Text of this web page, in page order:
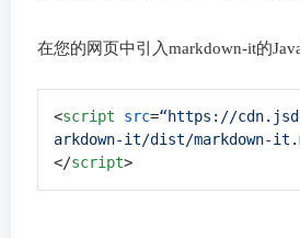
在您的网页中引入markdown-it的
<script src=“https://
arkdown-it/dist/markdown-
</script>